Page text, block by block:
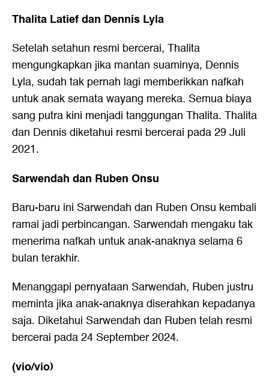
Thalita Latief dan Dennis Lyla
Setelah setahun resmi bercerai, Thalita
mengungkapkan jika mantan suaminya, Dennis
Lyla, sudah tak pernah lagi memberikkan nafkah
untuk anak semata wayang mereka. Semua biaya
sang putra kini menjadi tanggungan Thalita. Thalita
dan Dennis diketahui resmi bercerai pada 29 Juli
2021.
Sarwendah dan Ruben Onsu
Baru-baru ini Sarwendah dan Ruben Onsu kembali
ramai jadi perbincangan. Sarwendah mengaku tak
menerima nafkah untuk anak-anaknya selama 6
bulan terakhir.
Menanggapi pernyataan Sarwendah, Ruben justru
meminta jika anak-anaknya diserahkan kepadanya
saja. Diketahui Sarwendah dan Ruben telah resmi
bercerai pada 24 September 2024.
(vio/vio)